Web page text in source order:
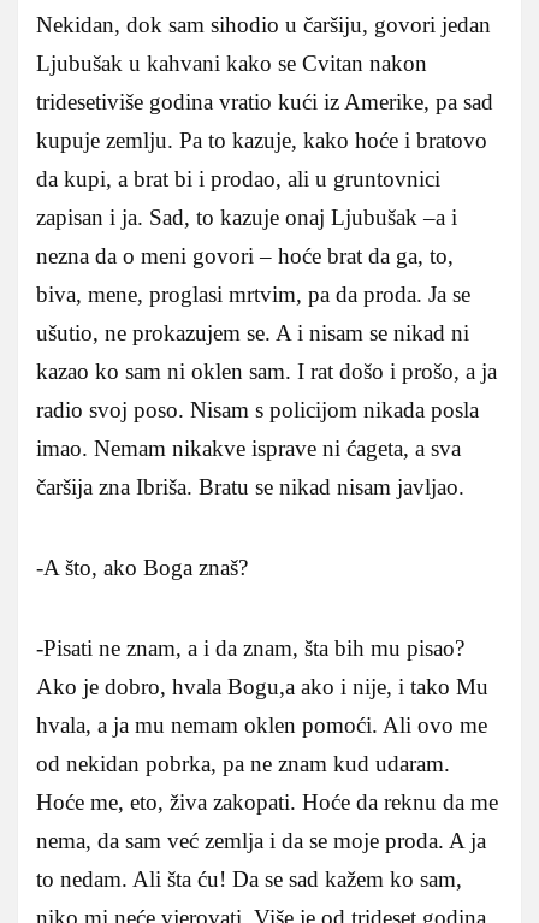
Nekidan, dok sam sihodio u čaršiju, govori jedan
Ljubušak u kahvani kako se Cvitan nakon
tridesetiviše godina vratio kući iz Amerike, pa sad
kupuje zemlju. Pa to kazuje, kako hoće i bratovo
da kupi, a brat bi i prodao, ali u gruntovnici
zapisan i ja. Sad, to kazuje onaj Ljubušak –a i
nezna da o meni govori – hoće brat da ga, to,
biva, mene, proglasi mrtvim, pa da proda. Ja se
ušutio, ne prokazujem se. A i nisam se nikad ni
kazao ko sam ni oklen sam. I rat došo i prošo, a ja
radio svoj poso. Nisam s policijom nikada posla
imao. Nemam nikakve isprave ni ćageta, a sva
čaršija zna Ibriša. Bratu se nikad nisam javljao.
-A što, ako Boga znaš?
-Pisati ne znam, a i da znam, šta bih mu pisao?
Ako je dobro, hvala Bogu,a ako i nije, i tako Mu
hvala, a ja mu nemam oklen pomoći. Ali ovo me
od nekidan pobrka, pa ne znam kud udaram.
Hoće me, eto, živa zakopati. Hoće da reknu da me
nema, da sam već zemlja i da se moje proda. A ja
to nedam. Ali šta ću! Da se sad kažem ko sam,
niko mi neće vjerovati. Više je od trideset godina